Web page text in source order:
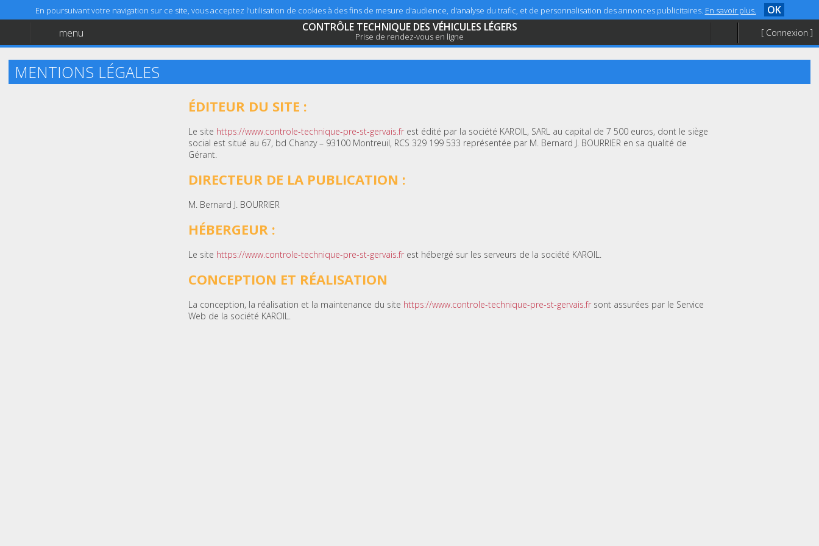
En poursuivant votre navigation sur ce site, vous acceptez l'utilisation de cookies à des fins de mesure d'audience, d'analyse du trafic, et de personnalisation des annonces publicitaires. En savoir plus. OK
Aide
menu CONTRÔLE TECHNIQUE DES VÉHICULES LÉGERS
Prise de rendez-vous en ligne [ Connexion ]
MENTIONS LÉGALES
ÉDITEUR DU SITE :
Le site https://www.controle-technique-pre-st-gervais.fr est édité par la société KAROIL, SARL au capital de 7 500 euros, dont le siège
social est situé au 67, bd Chanzy – 93100 Montreuil, RCS 329 199 533 représentée par M. Bernard J. BOURRIER en sa qualité de
Gérant.
DIRECTEUR DE LA PUBLICATION :
M. Bernard J. BOURRIER
HÉBERGEUR :
Le site https://www.controle-technique-pre-st-gervais.fr est hébergé sur les serveurs de la société KAROIL.
CONCEPTION ET RÉALISATION
La conception, la réalisation et la maintenance du site https://www.controle-technique-pre-st-gervais.fr sont assurées par le Service
Web de la société KAROIL.